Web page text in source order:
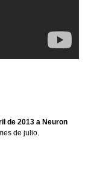
de 2013 a Neuron
de julio.